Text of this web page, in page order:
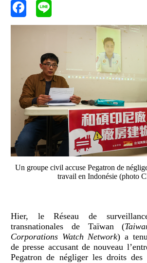
Un groupe civil accuse Pegatron de
travail en Indonésie (photo
Hier, le Réseau de
transnationales de Taïwan (
Corporations Watch Network) a
de presse accusant de nouveau
Pegatron de négliger les droits des